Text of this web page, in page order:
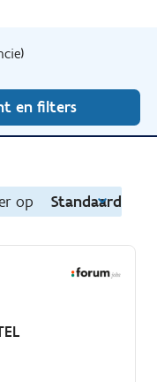
en filters
op Standaard